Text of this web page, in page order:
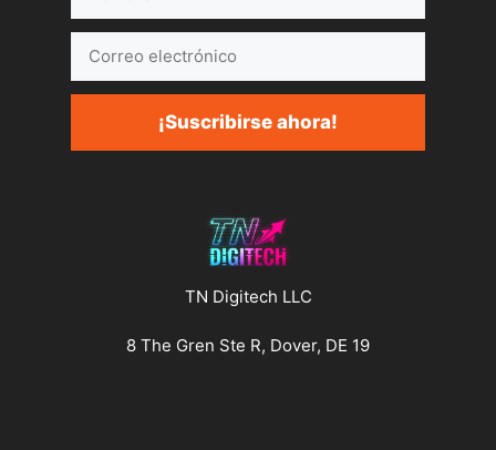
electrónico
¡Suscribirse ahora!
TN Digitech LLC
8 The Gren Ste R, Dover, DE 19